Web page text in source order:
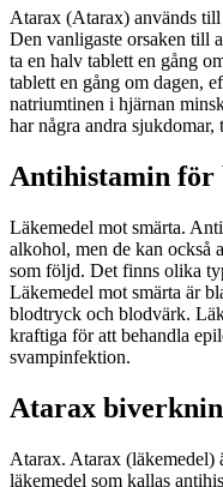
Atarax (Atarax) används
Den vanligaste orsaken till
ta en halv tablett en gång
tablett en gång om dagen,
natriumtinen i hjärnan
har några andra
Antihistamin för
Läkemedel mot smärta.
alkohol, men de kan också
som följd. Det finns olika
Läkemedel mot smärta är
blodtryck och blodvärk.
kraftiga för att behandla
svampinfektion.
Atarax
Atarax. Atarax
läkemedel som kallas